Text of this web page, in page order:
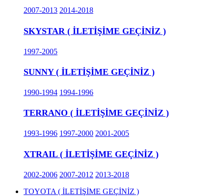
2007-2013 2014-2018
SKYSTAR ( İLETİŞİME GEÇİNİZ )
1997-2005
SUNNY ( İLETİŞİME GEÇİNİZ )
1990-1994 1994-1996
TERRANO ( İLETİŞİME GEÇİNİZ )
1993-1996 1997-2000 2001-2005
XTRAIL ( İLETİŞİME GEÇİNİZ )
2002-2006 2007-2012 2013-2018
TOYOTA ( İLETİŞİME GEÇİNİZ )